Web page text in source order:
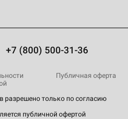
+7 (800) 500-31-36
разрешено только по согласию
публичной офертой
Публичная оферта